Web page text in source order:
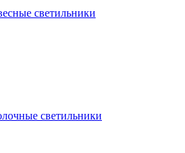
светильники
светильники